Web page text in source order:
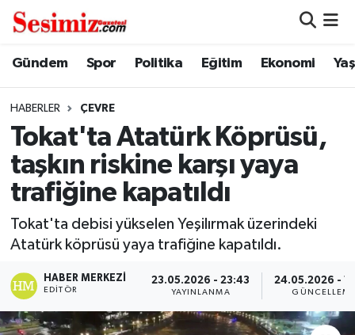
Gündem Spor Politika Eğitim Ekonomi
HABERLER ÇEVRE
Tokat'ta Atatürk Köprüsü,
taşkın riskine karşı yaya
trafiğine kapatıldı
Tokat'ta debisi yükselen Yeşilırmak üzerindeki
Atatürk köprüsü yaya trafiğine kapatıldı.
HABER MERKEZI
EDITÖR
23.05.2026 - 23:43
YAYINLANMA
24.05.2026 -
Dünya
Ekonomi
Genel
Gündem
Nöbetçi Eczaneler
Namaz Vakitleri
Trafik Durumu
Süper Lig Puan Durumu ve Fikstür